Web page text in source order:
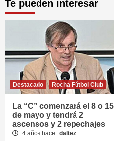
Te pueden interesar
Destacado Rocha Fútbol Club
La “C” comenzará el 8 o 15
de mayo y tendrá 2
ascensos y 2 repechajes
4 años hace daltez